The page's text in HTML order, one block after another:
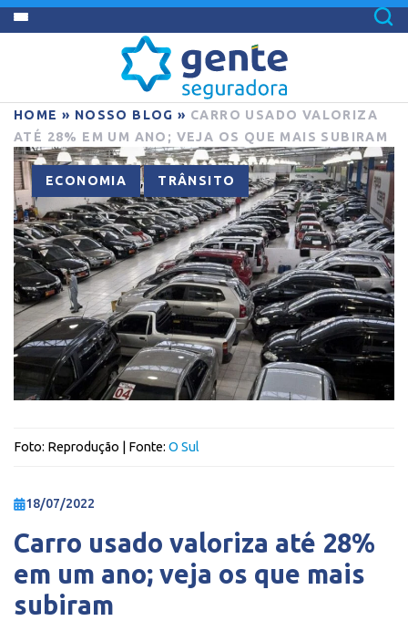
HOME » NOSSO BLOG » CARRO USADO VALORIZA
ATÉ 28% EM UM ANO; VEJA OS QUE MAIS SUBIRAM
ECONOMIA , TRÂNSITO
Foto: Reprodução | Fonte: O Sul
18/07/2022
Carro usado valoriza até 28%
em um ano; veja os que mais
subiram